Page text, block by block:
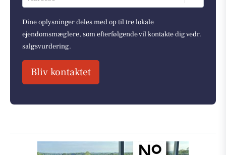
Dine oplysninger deles med op til tre lokale
ejendomsmæglere, som efterfølgende vil kontakte dig vedr.
salgsvurdering.
Bliv kontaktet